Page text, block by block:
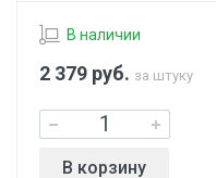
В наличии
2 379 руб. за штуку
В корзину